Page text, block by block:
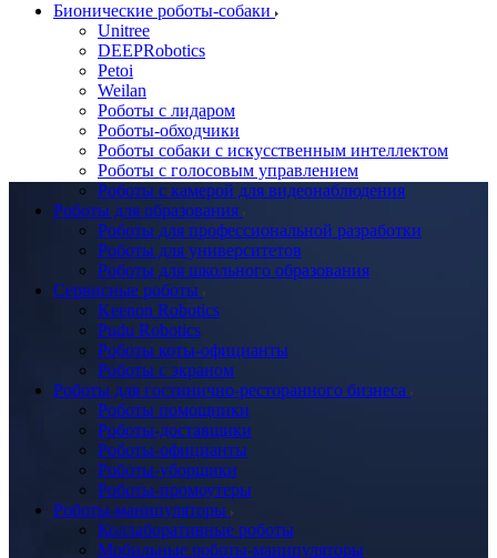
Бионические роботы-собаки
Unitree
DEEPRobotics
Petoi
Weilan
Роботы с лидаром
Роботы-обходчики
Роботы собаки с искусственным интеллектом
Роботы с голосовым управлением
Роботы с камерой для видеонаблюдения
Роботы для образования
Роботы для профессиональной разработки
Роботы для университетов
Роботы для школьного образования
Сервисные роботы
Keenon Robotics
Pudu Robotics
Роботы коты-официанты
Роботы с экраном
Роботы для гостинично-ресторанного бизнеса
Роботы помощники
Роботы-доставщики
Роботы-официанты
Роботы-уборщики
Роботы-промоутеры
Роботы-манипуляторы
Коллаборативные роботы
Мобильные роботы-манипуляторы